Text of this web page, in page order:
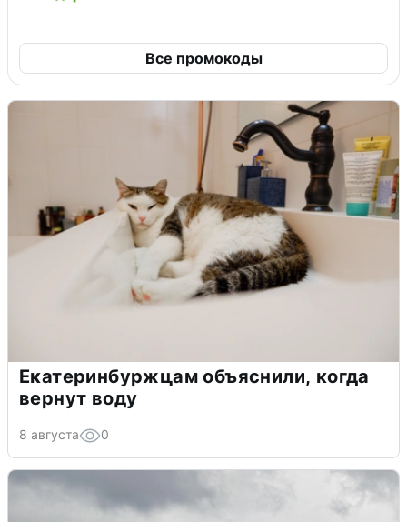
Все промокоды
Екатеринбуржцам объяснили, когда
вернут воду
8 августа 0